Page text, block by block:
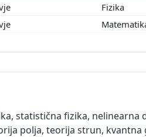
Fizika
statistična fizika, nelinearna
polja, teorija strun, kvantna